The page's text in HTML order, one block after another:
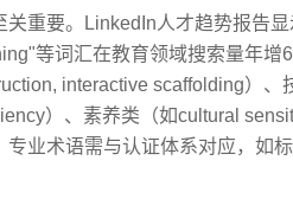
关重要。LinkedIn人才趋势报告
等词汇在教育领域搜索量年增
interactive scaffolding）、
）、素养类（如cultural
业术语需与认证体系对应，如